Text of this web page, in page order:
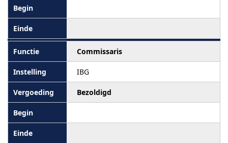
Commissaris
IBG
Bezoldigd